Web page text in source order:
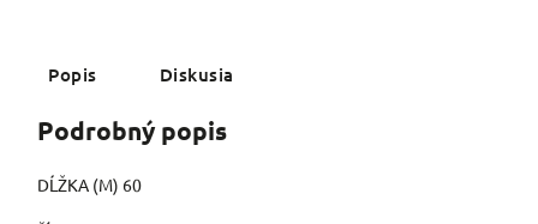
Popis Diskusia
Podrobný popis
DĹŽKA (M) 60